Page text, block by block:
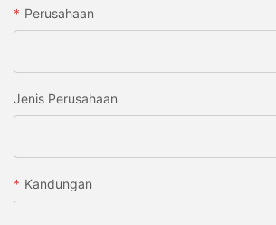
Perusahaan
Jenis Perusahaan
Kandungan